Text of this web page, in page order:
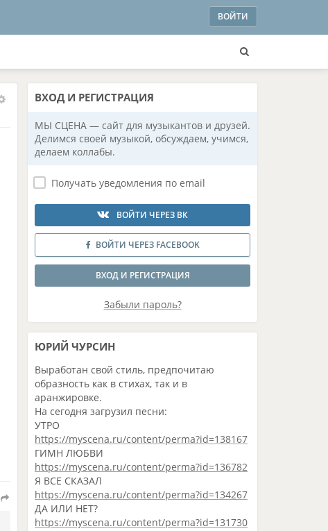
ВОЙТИ
ВХОДИ РЕГИСТРАЦИЯ
МЫ СЦЕНА — сайт для музыкантов и друзей.
Делимся своей музыкой, обсуждаем, учимся,
делаем коллабы.
Получать уведомления по email
ВОЙТИ ЧЕРЕЗ ВК
ВОЙТИ ЧЕРЕЗ FACEBOOK
ВХОД И РЕГИСТРАЦИЯ
Забыли пароль?
ЮРИЙ ЧУРСИН
Выработан свой стиль, предпочитаю
образность как в стихах, так и в
аранжировке.
На сегодня загрузил песни:
УТРО
https://myscena.ru/content/perma?id=138167
ГИМН ЛЮБВИ
https://myscena.ru/content/perma?id=136782
Я ВСЕ СКАЗАЛ
https://myscena.ru/content/perma?id=134267
ДА ИЛИ НЕТ?
https://myscena.ru/content/perma?id=131730